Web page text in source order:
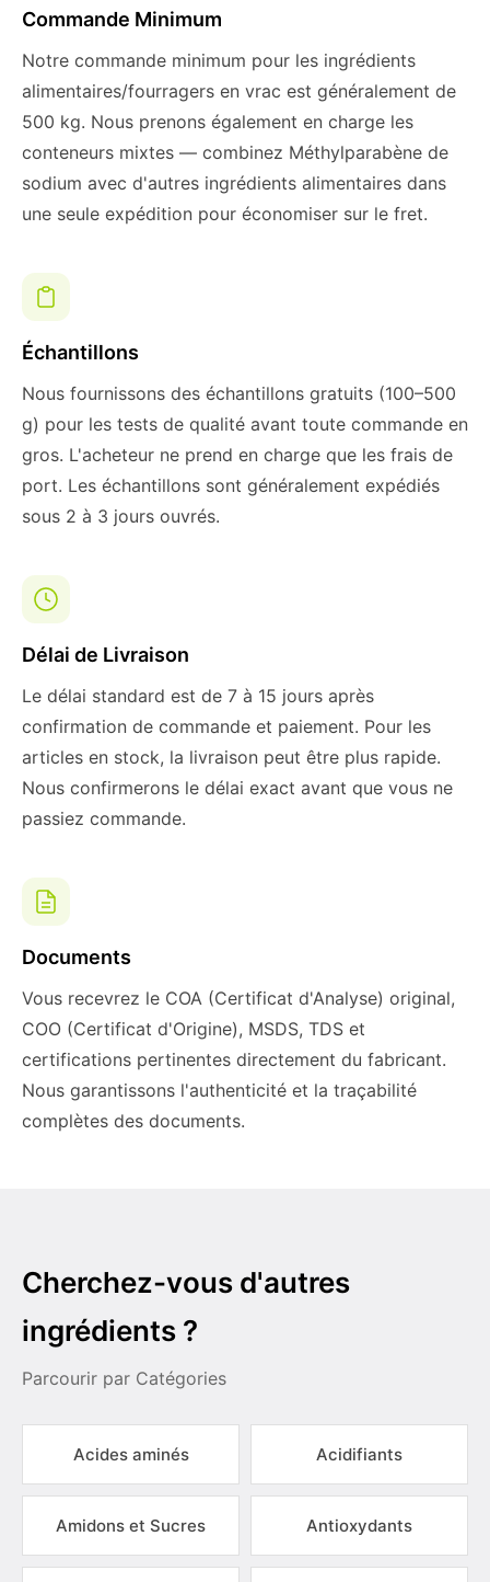
Commande Minimum
Notre commande minimum pour les ingrédients
alimentaires/fourragers en vrac est généralement de
500 kg. Nous prenons également en charge les
conteneurs mixtes — combinez Méthylparabène de
sodium avec d'autres ingrédients alimentaires dans
une seule expédition pour économiser sur le fret.
Échantillons
Nous fournissons des échantillons gratuits (100–500
g) pour les tests de qualité avant toute commande en
gros. L'acheteur ne prend en charge que les frais de
port. Les échantillons sont généralement expédiés
sous 2 à 3 jours ouvrés.
Délai de Livraison
Le délai standard est de 7 à 15 jours après
confirmation de commande et paiement. Pour les
articles en stock, la livraison peut être plus rapide.
Nous confirmerons le délai exact avant que vous ne
passiez commande.
Documents
Vous recevrez le COA (Certificat d'Analyse) original,
COO (Certificat d'Origine), MSDS, TDS et
certifications pertinentes directement du fabricant.
Nous garantissons l'authenticité et la traçabilité
complètes des documents.
Cherchez-vous d'autres
ingrédients ?
Parcourir par Catégories
Acides aminés Acidifiants
Amidons et Sucres Antioxydants